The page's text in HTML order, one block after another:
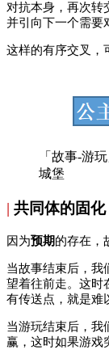
对抗本身，再次转
并引向下一个需要
这样的有序交叉，
「故事-游
城堡
| 共同体的固化
因为预期的存在，
当故事结束后，我
望着往前走。这时
有传送点，就是难
当游玩结束后，我
赢，这时如果游戏